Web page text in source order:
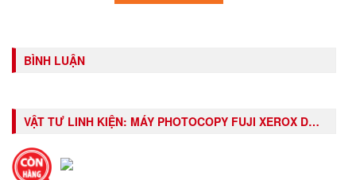
BÌNH LUẬN
VẬT TƯ LINH KIỆN: MÁY PHOTOCOPY FUJI XEROX DOCUCENTRE III C3100